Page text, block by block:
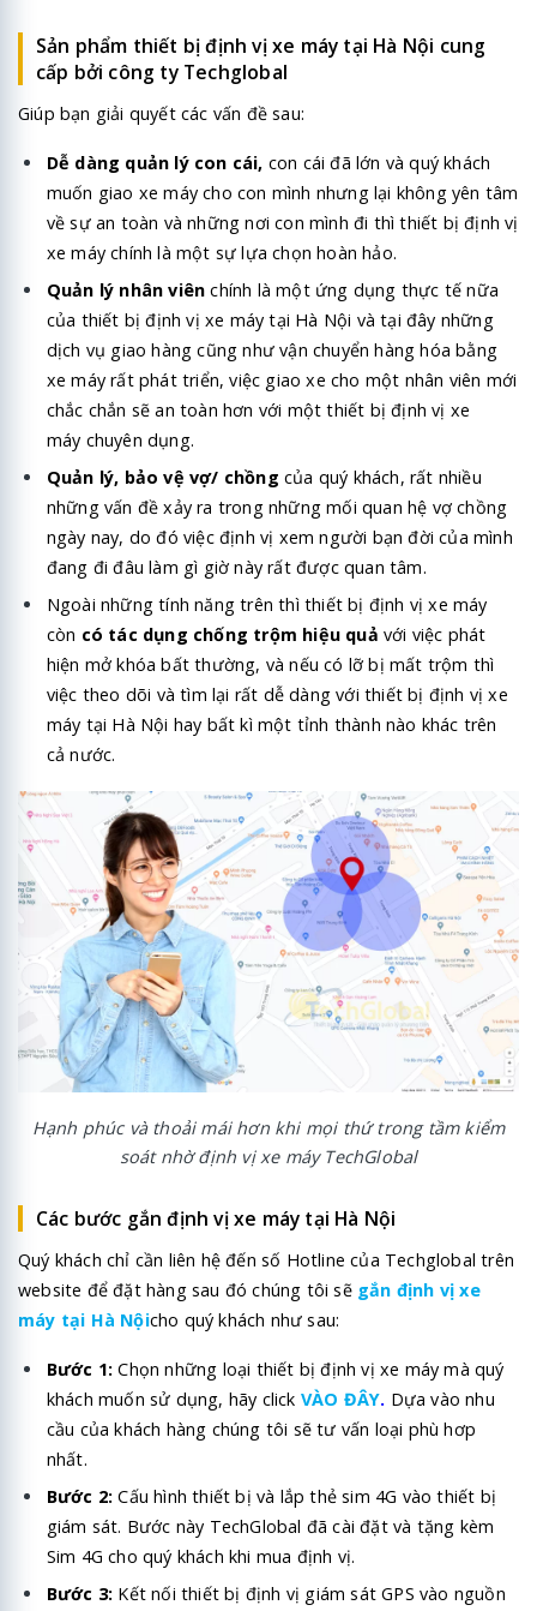
Sản phẩm thiết bị định vị xe máy tại Hà Nội cung
cấp bởi công ty Techglobal
Giúp bạn giải quyết các vấn đề sau:
Dễ dàng quản lý con cái, con cái đã lớn và quý khách
muốn giao xe máy cho con mình nhưng lại không yên tâm
về sự an toàn và những nơi con mình đi thì thiết bị định vị
xe máy chính là một sự lựa chọn hoàn hảo.
Quản lý nhân viên chính là một ứng dụng thực tế nữa
của thiết bị định vị xe máy tại Hà Nội và tại đây những
dịch vụ giao hàng cũng như vận chuyển hàng hóa bằng
xe máy rất phát triển, việc giao xe cho một nhân viên mới
chắc chắn sẽ an toàn hơn với mộtthiết bị định vị xe
máy chuyên dụng.
Quản lý, bảo vệ vợ/ chồng của quý khách, rất nhiều
những vấn đề xảy ra trong những mối quan hệ vợ chồng
ngày nay, do đó việc định vị xem người bạn đời của mình
đang đi đâu làm gì giờ này rất được quan tâm.
Ngoài những tính năng trên thì thiết bị định vị xe máy
còn có tác dụng chống trộm hiệu quả với việc phát
hiện mở khóa bất thường, và nếu có lỡ bị mất trộm thì
việc theo dõi và tìm lại rất dễ dàng với thiết bị định vị xe
máy tại Hà Nội hay bất kì một tỉnh thành nào khác trên
cả nước.
Hạnh phúc và thoải mái hơn khi mọi thứ trong tầm kiểm
soát nhờ định vị xe máy TechGlobal
Các bước gắn định vị xe máy tại Hà Nội
Quý khách chỉ cần liên hệ đến số Hotline của Techglobal trên
website để đặt hàng sau đó chúng tôi sẽ gắn định vị xe
máy tại Hà Nộicho quý khách như sau:
Bước 1: Chọn những loại thiết bị định vị xe máy mà quý
khách muốn sử dụng, hãy click VÀO ĐÂY. Dựa vào nhu
cầu của khách hàng chúng tôi sẽ tư vấn loại phù hơp
nhất.
Bước 2: Cấu hình thiết bị và lắp thẻ sim 4G vào thiết bị
giám sát. Bước này TechGlobal đã cài đặt và tặng kèm
Sim 4G cho quý khách khi mua định vị.
Bước 3: Kết nối thiết bị định vị giám sát GPS vào nguồn